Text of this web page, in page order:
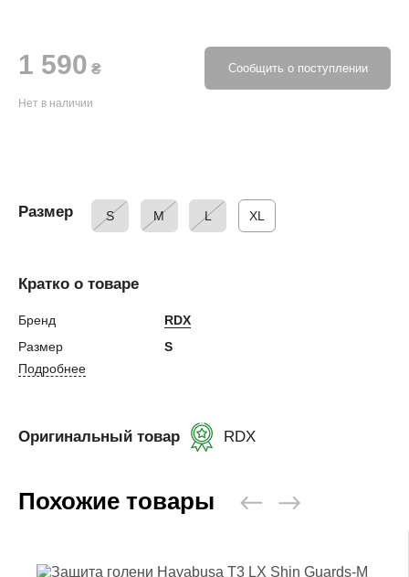
1 590 ₴
Нет в наличии
Сообщить о поступлении
Размер S M L XL
Кратко о товаре
Бренд
RDX
Размер
S
Подробнее
Оригинальный товар RDX
Похожие товары